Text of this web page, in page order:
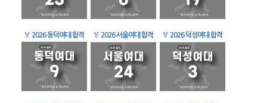
🏅 2026 동덕여대 합격 🏅 2026 서울여대 합격 🏅 2026 덕성여대 합격